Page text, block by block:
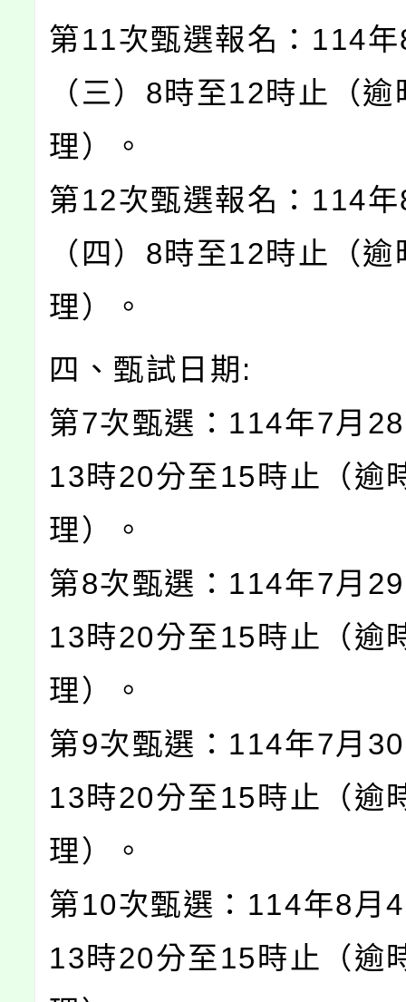
第11次甄選報名：114
（三）8時至12時止（
理）。
第12次甄選報名：114
（四）8時至12時止（
理）。
四、甄試日期:
第7次甄選：114年7月
13時20分至15時止（逾
理）。
第8次甄選：114年7月
13時20分至15時止（逾
理）。
第9次甄選：114年7月
13時20分至15時止（逾
理）。
第10次甄選：114年8月
13時20分至15時止（逾